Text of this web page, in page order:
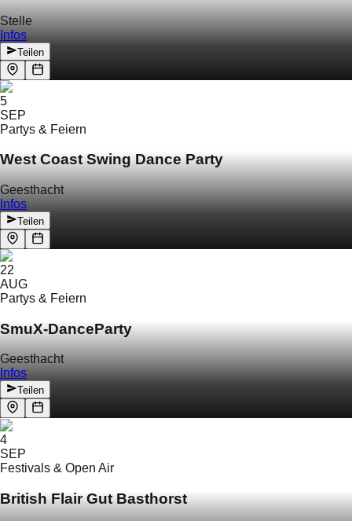
Stelle
Infos
Teilen
5
SEP
Partys & Feiern
West Coast Swing Dance Party
Geesthacht
Infos
Teilen
22
AUG
Partys & Feiern
SmuX-DanceParty
Geesthacht
Infos
Teilen
4
SEP
Festivals & Open Air
British Flair Gut Basthorst